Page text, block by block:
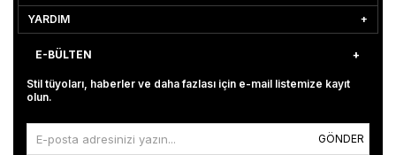
YARDIM
E-BÜLTEN
Stil tüyoları, haberler ve daha fazlası için e-mail listemize kayıt
olun.
GÖNDER